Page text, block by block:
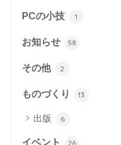
PCの小技 1
お知らせ 58
その他 2
ものづくり 13
出版 6
イベント 26